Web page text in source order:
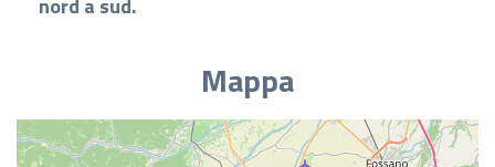
nord a sud.
Mappa